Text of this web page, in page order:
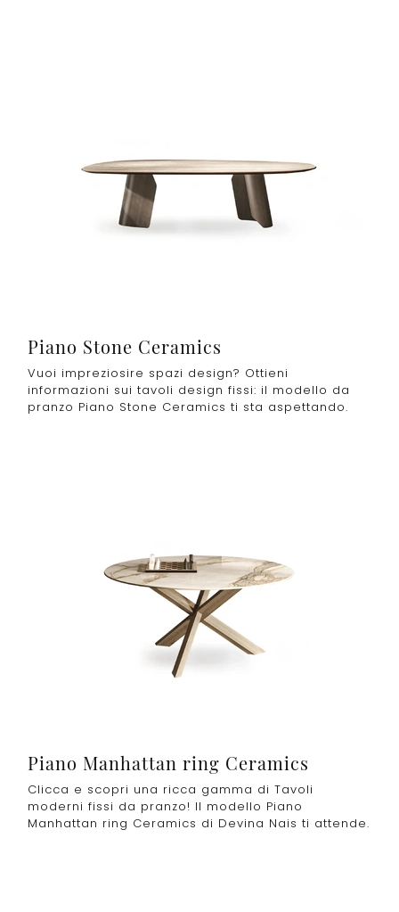
Piano Stone Ceramics
Vuoi impreziosire spazi design? Ottieni
informazioni sui tavoli design fissi: il modello da
pranzo Piano Stone Ceramics ti sta aspettando.
Piano Manhattan ring Ceramics
Clicca e scopri una ricca gamma di Tavoli
moderni fissi da pranzo! Il modello Piano
Manhattan ring Ceramics di Devina Nais ti attende.